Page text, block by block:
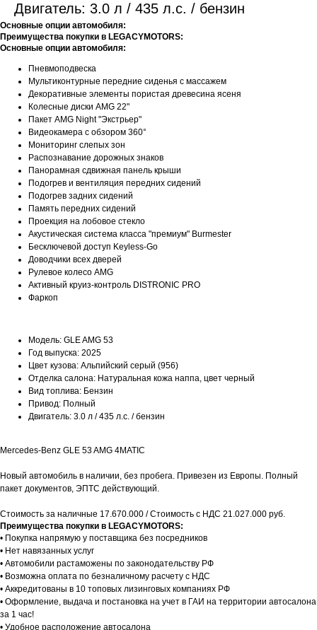
Двигатель: 3.0 л / 435 л.с. / бензин
Основные опции автомобиля:
Преимущества покупки в LEGACYMOTORS:
Основные опции автомобиля:
Пневмоподвеска
Мультиконтурные передние сиденья с массажем
Декоративные элементы пористая древесина ясеня
Колесные диски AMG 22"
Пакет AMG Night "Экстрьер"
Видеокамера с обзором 360°
Мониторинг слепых зон
Распознавание дорожных знаков
Панорамная сдвижная панель крыши
Подогрев и вентиляция передних сидений
Подогрев задних сидений
Память передних сидений
Проекция на лобовое стекло
Акустическая система класса "премиум" Burmester
Бесключевой доступ Keyless-Go
Доводчики всех дверей
Рулевое колесо AMG
Активный круиз-контроль DISTRONIC PRO
Фаркоп
Модель: GLE AMG 53
Год выпуска: 2025
Цвет кузова: Альпийский серый (956)
Отделка салона: Натуральная кожа наппа, цвет черный
Вид топлива: Бензин
Привод: Полный
Двигатель: 3.0 л / 435 л.с. / бензин
Mercedes-Benz GLE 53 AMG 4MATIC
Новый автомобиль в наличии, без пробега. Привезен из Европы. Полный
пакет документов, ЭПТС действующий.
Стоимость за наличные 17.670.000 / Стоимость с НДС 21.027.000 руб.
Преимущества покупки в LEGACYMOTORS:
• Покупка напрямую у поставщика без посредников
• Нет навязанных услуг
• Автомобили растаможены по законодательству РФ
• Возможна оплата по безналичному расчету с НДС
• Аккредитованы в 10 топовых лизинговых компаниях РФ
• Оформление, выдача и постановка на учет в ГАИ на территории автосалона
за 1 час!
• Удобное расположение автосалона